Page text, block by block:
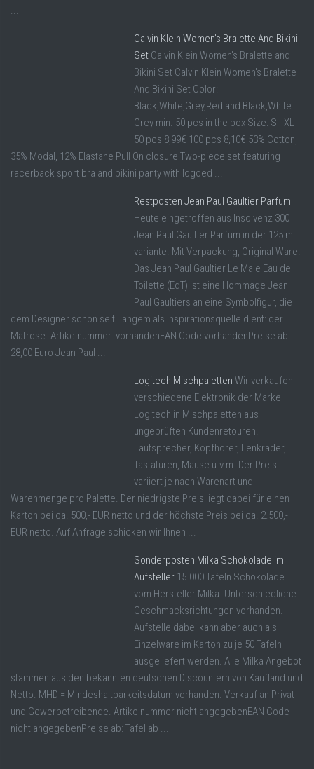
...
Calvin Klein Women’s Bralette And Bikini
Set Calvin Klein Women's Bralette and
Bikini Set Calvin Klein Women's Bralette
And Bikini Set Color:
Black,White,Grey,Red and Black,White
Grey min. 50 pcs in the box Size: S - XL
50 pcs 8,99€ 100 pcs 8,10€ 53% Cotton,
35% Modal, 12% Elastane Pull On closure Two-piece set featuring
racerback sport bra and bikini panty with logoed ...
Restposten Jean Paul Gaultier Parfum
Heute eingetroffen aus Insolvenz 300
Jean Paul Gaultier Parfum in der 125 ml
variante. Mit Verpackung, Original Ware.
Das Jean Paul Gaultier Le Male Eau de
Toilette (EdT) ist eine Hommage Jean
Paul Gaultiers an eine Symbolfigur, die
dem Designer schon seit Langem als Inspirationsquelle dient: der
Matrose. Artikelnummer: vorhandenEAN Code vorhandenPreise ab:
28,00 Euro Jean Paul ...
Logitech Mischpaletten Wir verkaufen
verschiedene Elektronik der Marke
Logitech in Mischpaletten aus
ungeprüften Kundenretouren.
Lautsprecher, Kopfhörer, Lenkräder,
Tastaturen, Mäuse u.v.m. Der Preis
variiert je nach Warenart und
Warenmenge pro Palette. Der niedrigste Preis liegt dabei für einen
Karton bei ca. 500,- EUR netto und der höchste Preis bei ca. 2.500,-
EUR netto. Auf Anfrage schicken wir Ihnen ...
Sonderposten Milka Schokolade im
Aufsteller 15.000 Tafeln Schokolade
vom Hersteller Milka. Unterschiedliche
Geschmacksrichtungen vorhanden.
Aufstelle dabei kann aber auch als
Einzelware im Karton zu je 50 Tafeln
ausgeliefert werden. Alle Milka Angebot
stammen aus den bekannten deutschen Discountern von Kaufland und
Netto. MHD = Mindeshaltbarkeitsdatum vorhanden. Verkauf an Privat
und Gewerbetreibende. Artikelnummer nicht angegebenEAN Code
nicht angegebenPreise ab: Tafel ab ...